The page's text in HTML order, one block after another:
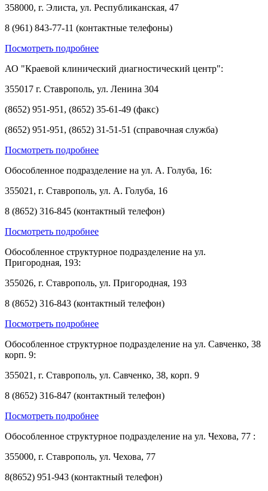
358000, г. Элиста, ул. Республиканская, 47
8 (961) 843-77-11 (контактные телефоны)
Посмотреть подробнее
АО "Краевой клинический диагностический центр":
355017 г. Ставрополь, ул. Ленина 304
(8652) 951-951, (8652) 35-61-49 (факс)
(8652) 951-951, (8652) 31-51-51 (справочная служба)
Посмотреть подробнее
Обособленное подразделение на ул. А. Голуба, 16:
355021, г. Ставрополь, ул. А. Голуба, 16
8 (8652) 316-845 (контактный телефон)
Посмотреть подробнее
Обособленное структурное подразделение на ул.
Пригородная, 193:
355026, г. Ставрополь, ул. Пригородная, 193
8 (8652) 316-843 (контактный телефон)
Посмотреть подробнее
Обособленное структурное подразделение на ул. Савченко, 38
корп. 9:
355021, г. Ставрополь, ул. Савченко, 38, корп. 9
8 (8652) 316-847 (контактный телефон)
Посмотреть подробнее
Обособленное структурное подразделение на ул. Чехова, 77 :
355000, г. Ставрополь, ул. Чехова, 77
8(8652) 951-943 (контактный телефон)